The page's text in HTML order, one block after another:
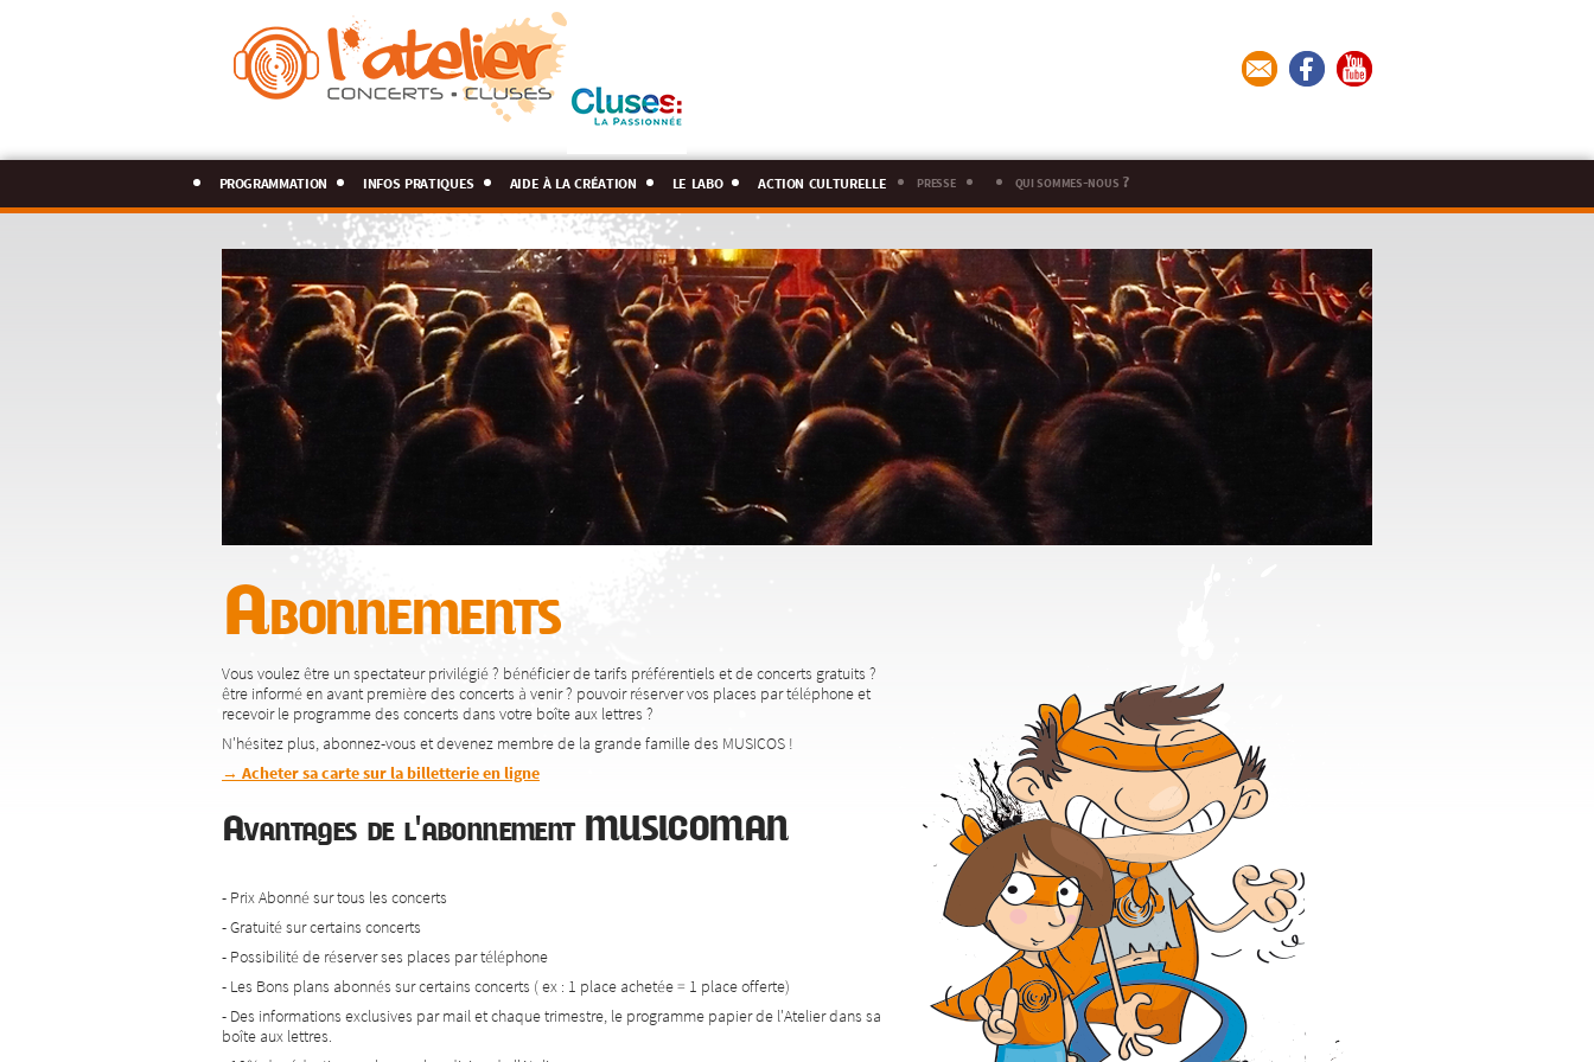
programmation infos pratiques aide à la création le labo action culturelle presse qui sommes-nous ?
Abonnements
Vous voulez être un spectateur privilégié ? bénéficier de tarifs préférentiels et de concerts gratuits ?
être informé en avant première des concerts à venir ? pouvoir réserver vos places par téléphone et
recevoir le programme des concerts dans votre boîte aux lettres ?
N'hésitez plus, abonnez-vous et devenez membre de la grande famille des MUSICOS !
→ Acheter sa carte sur la billetterie en ligne
Avantages de l'abonnement MUSICOMAN
- Prix Abonné sur tous les concerts
- Gratuité sur certains concerts
- Possibilité de réserver ses places par téléphone
- Les Bons plans abonnés sur certains concerts ( ex : 1 place achetée = 1 place offerte)
- Des informations exclusives par mail et chaque trimestre, le programme papier de l'Atelier dans sa
boîte aux lettres.